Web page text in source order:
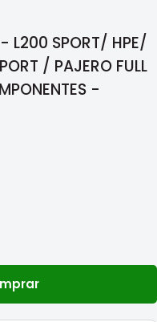
L200 SPORT/ HPE/
/ PAJERO FULL
-